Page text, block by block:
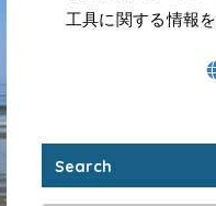
工具に関する情報
Search